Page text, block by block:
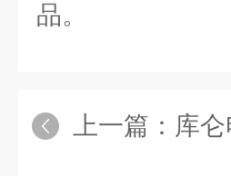
品。
上一篇： 库仑